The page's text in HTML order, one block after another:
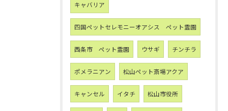
キャバリア
四国ペットセレモニーオアシス ペット霊園
西条市 ペット霊園 ウサギ チンチラ
ポメラニアン 松山ペット斎場アクア
キャンセル イタチ 松山市役所